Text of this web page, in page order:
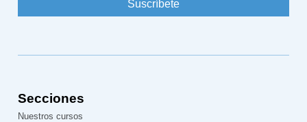
Secciones
Nuestros cursos